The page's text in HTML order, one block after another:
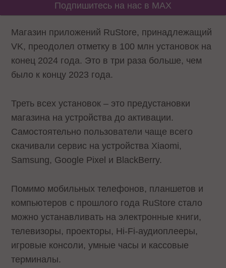
Подпишитесь на нас в MAX
Магазин приложений RuStore, принадлежащий
VK, преодолел отметку в 100 млн установок на
конец 2024 года. Это в три раза больше, чем
было к концу 2023 года.
Треть всех установок – это предустановки
магазина на устройства до активации.
Самостоятельно пользователи чаще всего
скачивали сервис на устройства Xiaomi,
Samsung, Google Pixel и BlackBerry.
Помимо мобильных телефонов, планшетов и
компьютеров с прошлого года RuStore стало
можно устанавливать на электронные книги,
телевизоры, проекторы, Hi-Fi-аудиоплееры,
игровые консоли, умные часы и кассовые
терминалы.